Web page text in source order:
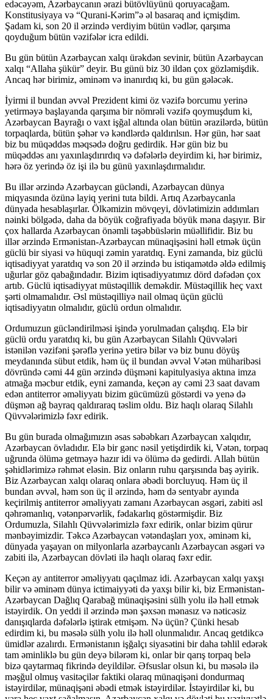
edəcəyəm, Azərbaycanın ərazi bütövlüyünü qoruyacağam.
Konstitusiyaya və “Qurani-Kərim”ə əl basaraq and içmişdim.
Şadam ki, son 20 il ərzində verdiyim bütün vədlər, qarşıma
qoyduğum bütün vəzifələr icra edildi.
Bu gün bütün Azərbaycan xalqı ürəkdən sevinir, bütün Azərbaycan
xalqı “Allaha şükür” deyir. Bu günü biz 30 ildən çox gözləmişdik.
Ancaq hər birimiz, əminəm və inanırdıq ki, bu gün gələcək.
İyirmi il bundan əvvəl Prezident kimi öz vəzifə borcumu yerinə
yetirməyə başlayanda qarşıma bir nömrəli vəzifə qoymuşdum ki,
Azərbaycan Bayrağı o vaxt işğal altında olan bütün ərazilərdə, bütün
torpaqlarda, bütün şəhər və kəndlərdə qaldırılsın. Hər gün, hər saat
biz bu müqəddəs məqsədə doğru gedirdik. Hər gün biz bu
müqəddəs anı yaxınlaşdırırdıq və dəfələrlə deyirdim ki, hər birimiz,
hərə öz yerində öz işi ilə bu günü yaxınlaşdırmalıdır.
Bu illər ərzində Azərbaycan gücləndi, Azərbaycan dünya
miqyasında özünə layiq yerini tuta bildi. Artıq Azərbaycanla
dünyada hesablaşırlar. Ölkəmizin mövqeyi, dövlətimizin addımları
nəinki bölgədə, daha da böyük coğrafiyada böyük məna daşıyır. Bir
çox hallarda Azərbaycan önəmli təşəbbüslərin müəllifidir. Biz bu
illər ərzində Ermənistan-Azərbaycan münaqişəsini həll etmək üçün
güclü bir siyasi və hüquqi zəmin yaratdıq. Eyni zamanda, biz güclü
iqtisadiyyat yaratdıq və son 20 il ərzində bu istiqamətdə əldə edilmiş
uğurlar göz qabağındadır. Bizim iqtisadiyyatımız dörd dəfədən çox
artıb. Güclü iqtisadiyyat müstəqillik deməkdir. Müstəqillik heç vaxt
şərti olmamalıdır. Əsl müstəqilliyə nail olmaq üçün güclü
iqtisadiyyatın olmalıdır, güclü ordun olmalıdır.
Ordumuzun gücləndirilməsi işində yorulmadan çalışdıq. Elə bir
güclü ordu yaratdıq ki, bu gün Azərbaycan Silahlı Qüvvələri
istənilən vəzifəni şərəflə yerinə yetirə bilər və biz bunu döyüş
meydanında sübut etdik, həm üç il bundan əvvəl Vətən müharibəsi
dövründə cəmi 44 gün ərzində düşməni kapitulyasiya aktına imza
atmağa məcbur etdik, eyni zamanda, keçən ay cəmi 23 saat davam
edən antiterror əməliyyatı bizim gücümüzü göstərdi və yenə də
düşmən ağ bayraq qaldıraraq təslim oldu. Biz haqlı olaraq Silahlı
Qüvvələrimizlə fəxr edirik.
Bu gün burada olmağımızın əsas səbəbkarı Azərbaycan xalqıdır,
Azərbaycan övladıdır. Elə bir gənc nəsil yetişdirdik ki, Vətən, torpaq
uğrunda ölümə getməyə hazır idi və ölümə də gedirdi. Allah bütün
şəhidlərimizə rəhmət eləsin. Biz onların ruhu qarşısında baş əyirik.
Biz Azərbaycan xalqı olaraq onlara əbədi borcluyuq. Həm üç il
bundan əvvəl, həm son üç il ərzində, həm də sentyabr ayında
keçirilmiş antiterror əməliyyatı zamanı Azərbaycan əsgəri, zabiti əsl
qəhrəmanlıq, vətənpərvərlik, fədakarlıq göstərmişdir. Biz
Ordumuzla, Silahlı Qüvvələrimizlə fəxr edirik, onlar bizim qürur
mənbəyimizdir. Təkcə Azərbaycan vətəndaşları yox, əminəm ki,
dünyada yaşayan on milyonlarla azərbaycanlı Azərbaycan əsgəri və
zabiti ilə, Azərbaycan dövləti ilə haqlı olaraq fəxr edir.
Keçən ay antiterror əməliyyatı qaçılmaz idi. Azərbaycan xalqı yaxşı
bilir və əminəm dünya ictimaiyyəti də yaxşı bilir ki, biz Ermənistan-
Azərbaycan Dağlıq Qarabağ münaqişəsini sülh yolu ilə həll etmək
istəyirdik. On yeddi il ərzində mən şəxsən mənasız və nəticəsiz
danışıqlarda dəfələrlə iştirak etmişəm. Nə üçün? Çünki hesab
edirdim ki, bu məsələ sülh yolu ilə həll olunmalıdır. Ancaq getdikcə
ümidlər azalırdı. Ermənistanın işğalçı siyasətini bir daha təhlil edərək
tam əminliklə bu gün deyə bilərəm ki, onlar bir qarış torpaq belə
bizə qaytarmaq fikrində deyildilər. Əfsuslar olsun ki, bu məsələ ilə
məşğul olmuş vasitəçilər faktiki olaraq münaqişəni dondurmaq
istəyirdilər, münaqişəni əbədi etmək istəyirdilər. İstəyirdilər ki, bu